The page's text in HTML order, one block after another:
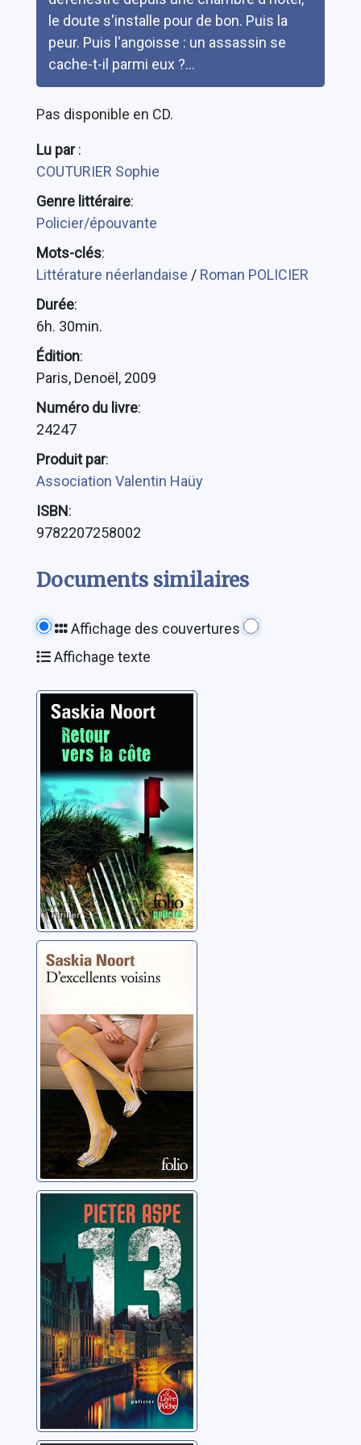
le doute s'installe pour de bon. Puis la
peur. Puis l'angoisse : un assassin se
cache-t-il parmi eux ?...
Pas disponible en CD.
Lu par:
COUTURIER Sophie
Genre littéraire:
Policier/épouvante
Mots-clés:
Littérature néerlandaise / Roman POLICIER
Durée:
6h. 30min.
Édition:
Paris, Denoël, 2009
Numéro du livre:
24247
Produit par:
Association Valentin Haüy
ISBN:
9782207258002
Documents similaires
Affichage des couvertures
Affichage texte
Retour vers la
côte
Noort, Saskia
D'excellents
voisins
[Une enquête du
commissaire Van
In]: 13
Aspe, Pieter